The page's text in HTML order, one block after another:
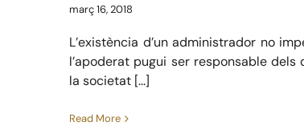
març 16, 2018
L’existència d’un administrador no
l’apoderat pugui ser responsable dels
la societat [...]
Read More